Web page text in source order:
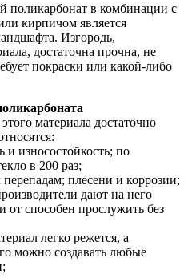
поликарбонат в комбинации с
кирпичом является
Изгородь,
достаточна прочна, не
покраски или какой-либо
материала достаточно
и износостойкость; по
в 200 раз;
плесени и коррозии;
дают на него
от способен прослужить без
легко режется, а
можно создавать любые